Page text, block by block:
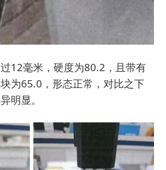
12毫米，硬度为80.2，且带有
为65.0，形态正常，对比之下
明显。